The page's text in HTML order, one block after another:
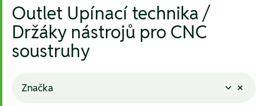
Outlet Upínací technika /
Držáky nástrojů pro CNC
soustruhy
Značka